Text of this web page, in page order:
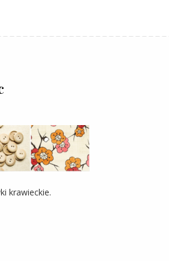
krawieckie.